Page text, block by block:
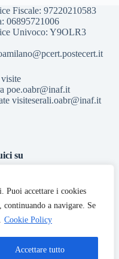
Puoi accettare i cookies
continuando a navigare. Se
Cookie Policy
Accettare tutto
Fiscale: 97220210583
06895721006
Univoco: Y9OLR3
poe.oabr@inaf.it
visiteserali.oabr@inaf.it
su